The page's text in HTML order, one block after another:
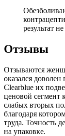
результат
Отзывы
Отзываются
оказался
Clearblue их
ценовой сегмент
слабых вторых
благодаря
труда. Точность
на упаковке.